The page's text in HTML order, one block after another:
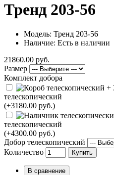
Тренд 203-56
Модель: Тренд 203-56
Наличие: Есть в наличии
21860.00 руб.
Размер
Комплект добора
телескопический
(+3180.00 руб.)
телескопический
(+4300.00 руб.)
Добор телескопический
Количество
Купить
В сравнение